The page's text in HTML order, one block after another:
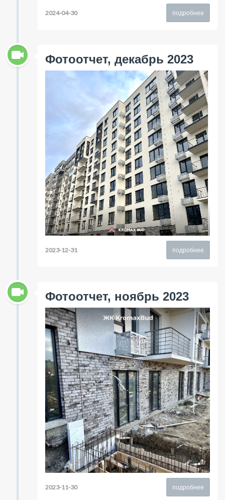
подробнее
2024-04-30
Фотоотчет, декабрь 2023
подробнее
2023-12-31
Фотоотчет, ноябрь 2023
подробнее
2023-11-30